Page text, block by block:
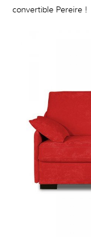
convertible Pereire !